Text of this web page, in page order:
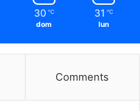
30 ℃
dom
31 ℃
lun
Comments